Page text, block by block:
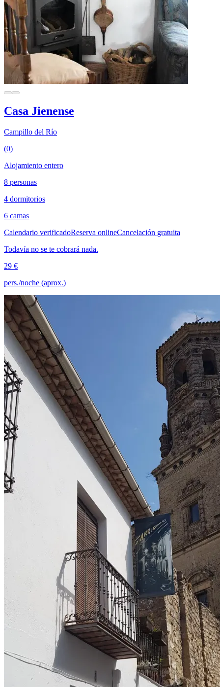
Casa Jienense
Campillo del Río
(0)
Alojamiento entero
8 personas
4 dormitorios
6 camas
Calendario verificadoReserva onlineCancelación gratuita
Todavía no se te cobrará nada.
29 €
pers./noche (aprox.)